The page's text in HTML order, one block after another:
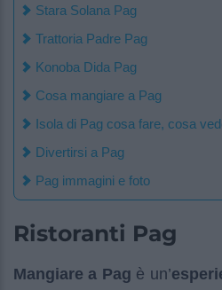
Stara Solana Pag
Trattoria Padre Pag
Konoba Dida Pag
Cosa mangiare a Pag
Isola di Pag cosa fare, cosa
Divertirsi a Pag
Pag immagini e foto
Ristoranti Pag
Mangiare a Pag è un’